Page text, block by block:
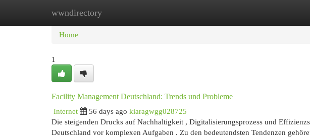
wwndirectory
Home New Site Listings
Home
1
Facility Management Deutschland: Trends und Probleme
Internet
56 days ago kiaragwgg028725
Die steigenden Drucks auf Nachhaltigkeit , Digitalisierungsprozess und
Deutschland vor komplexen Aufgaben . Zu den bedeutendsten Tendenzen